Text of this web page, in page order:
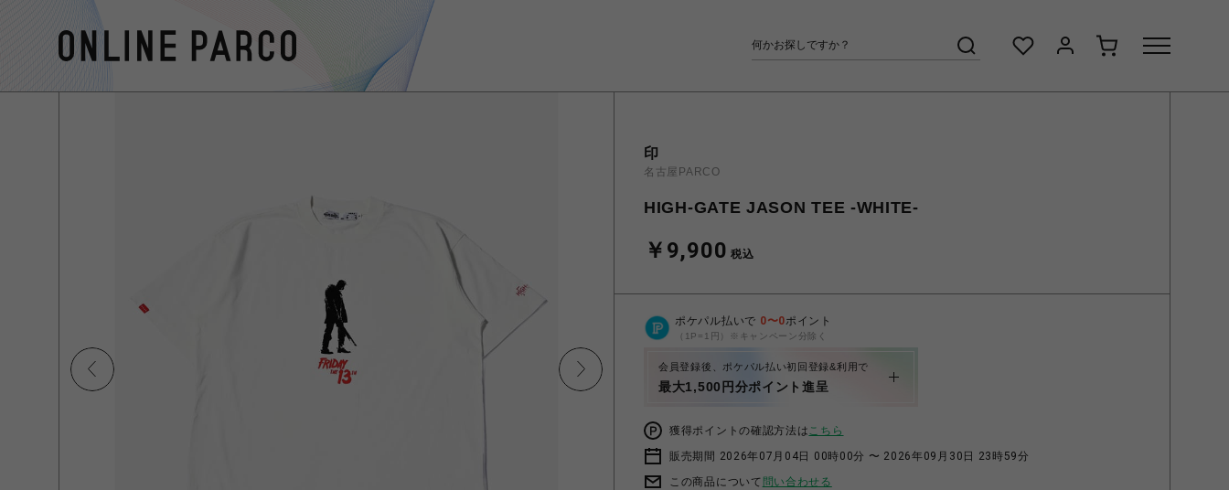
印
名古屋PARCO
HIGH-GATE JASON TEE -WHITE-
￥9,900 税込
ポケパル払いで 0〜0ポイント
（1P=1円）※キャンペーン分除く
会員登録後、ポケパル払い初回登録&利用で
最大1,500円分ポイント進呈
獲得ポイントの確認方法はこちら
販売期間 2026年07月04日 00時00分 〜 2026年09月30日 23時59分
この商品について 問い合わせる